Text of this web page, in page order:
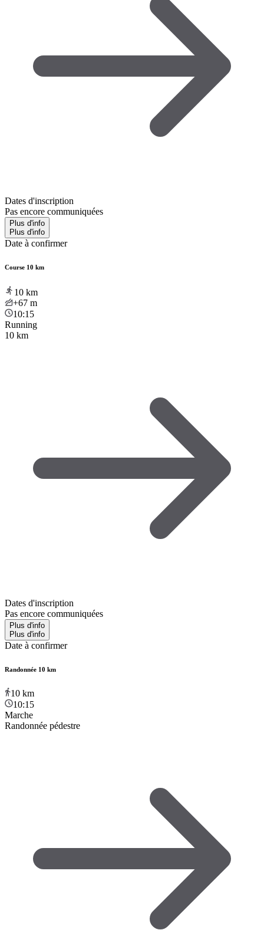
Dates d'inscription
Pas encore communiquées
Plus d'info
Plus d'info
Date à confirmer
Course 10 km
10 km
+67 m
10:15
Running
10 km
Dates d'inscription
Pas encore communiquées
Plus d'info
Plus d'info
Date à confirmer
Randonnée 10 km
10 km
10:15
Marche
Randonnée pédestre